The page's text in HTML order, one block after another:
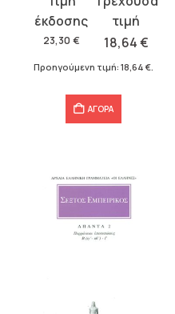
23,30 €
price
was:
23,30 €.
18,64€
τρέχουσα
τιμή
είναι:
Προηγούμενη τιμή: 18,64 €.
ΑΓΟΡΑ